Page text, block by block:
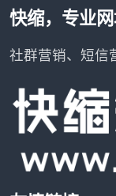
快缩，专业网
社群营销、短信